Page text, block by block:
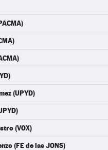
(UPYD)
(VOX)
(FE de las JONS)